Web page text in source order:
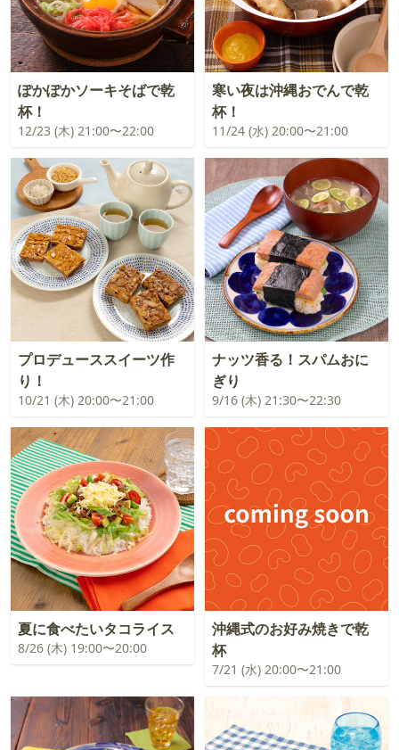
ぽかぽかソーキそばで乾
杯！
12/23 (木) 21:00〜22:00
寒い夜は沖縄おでんで乾
杯！
11/24 (水) 20:00〜21:00
プロデューススイーツ作
り！
10/21 (木) 20:00〜21:00
ナッツ香る！スパムおに
ぎり
9/16 (木) 21:30〜22:30
夏に食べたいタコライス
8/26 (木) 19:00〜20:00
沖縄式のお好み焼きで乾
杯
7/21 (水) 20:00〜21:00